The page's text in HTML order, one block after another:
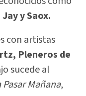
y Saox.
con artistas
Pleneros de
sucede al
Pasar Mañana,